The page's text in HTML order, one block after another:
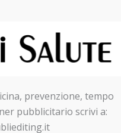
prevenzione, tempo
pubblicitario scrivi a: